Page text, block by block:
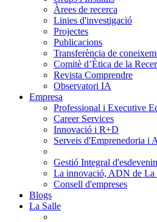
Àrees de recerca
Linies d'investigació
Projectes
Publicacions
Transferència de
Comitè d’Ètica de la
Revista Comprendre
Observatori IA
Empresa
Professional i Executive
Career Services
Innovació i R+D
Serveis d'Emprenedoria i
Gestió Integral
La innovació, ADN de La
Consell d'empreses
Blogs
La Salle